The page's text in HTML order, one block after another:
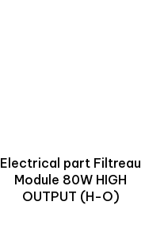
Electrical part Filtreau
Module 80W HIGH
OUTPUT (H-O)